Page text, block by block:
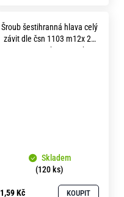
Šroub šestihranná hlava celý
závit dle čsn 1103 m12x 20
pevnost 5.8 bez povrchu
Skladem
(120 ks)
1,59 Kč KOUPIT